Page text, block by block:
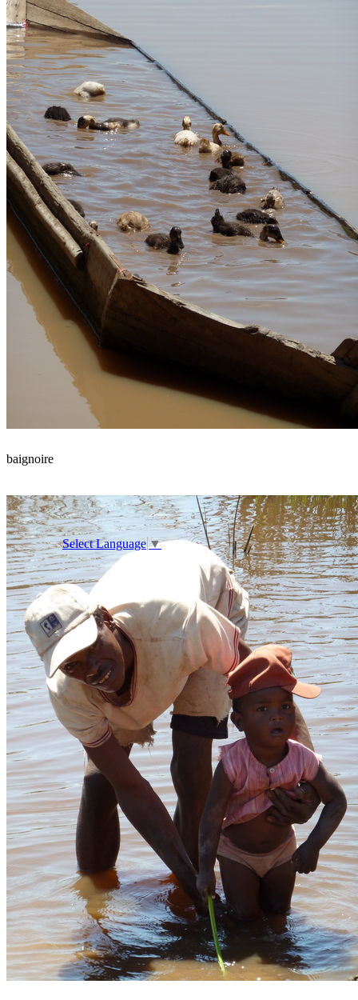
Select Language▼
baignoire